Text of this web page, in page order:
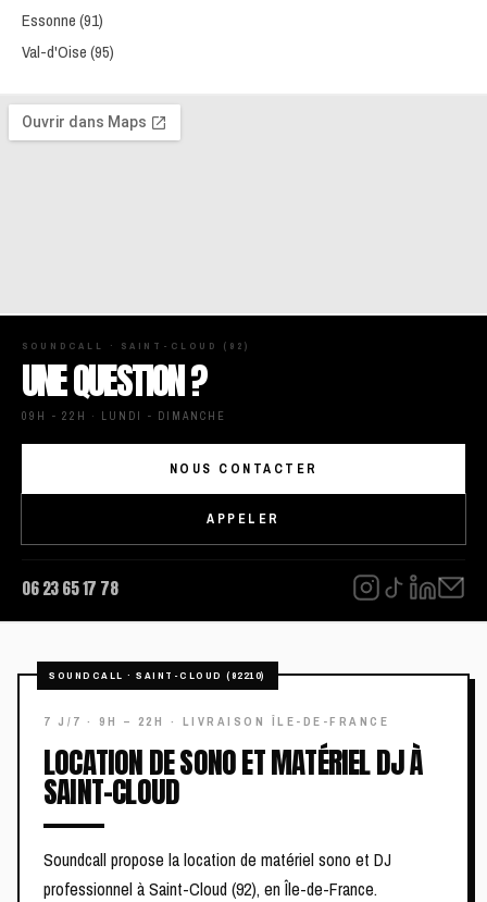
Essonne (91)
Val-d'Oise (95)
SOUNDCALL · SAINT-CLOUD (92)
UNE QUESTION ?
09H - 22H · LUNDI - DIMANCHE
NOUS CONTACTER
APPELER
06 23 65 17 78
LOCATION DE SONO ET MATÉRIEL DJ À
SAINT-CLOUD
Soundcall propose la location de matériel sono et DJ
professionnel à Saint-Cloud (92), en Île-de-France.